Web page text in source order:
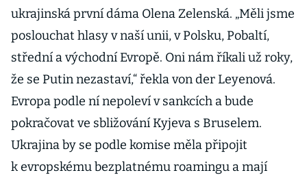
ukrajinská první dáma Olena Zelenská. „Měli jsme
poslouchat hlasy v naší unii, v Polsku, Pobaltí,
střední a východní Evropě. Oni nám říkali už roky,
že se Putin nezastaví,“ řekla von der Leyenová.
Evropa podle ní nepoleví v sankcích a bude
pokračovat ve sbližování Kyjeva s Bruselem.
Ukrajina by se podle komise měla připojit
k evropskému bezplatnému roamingu a mají